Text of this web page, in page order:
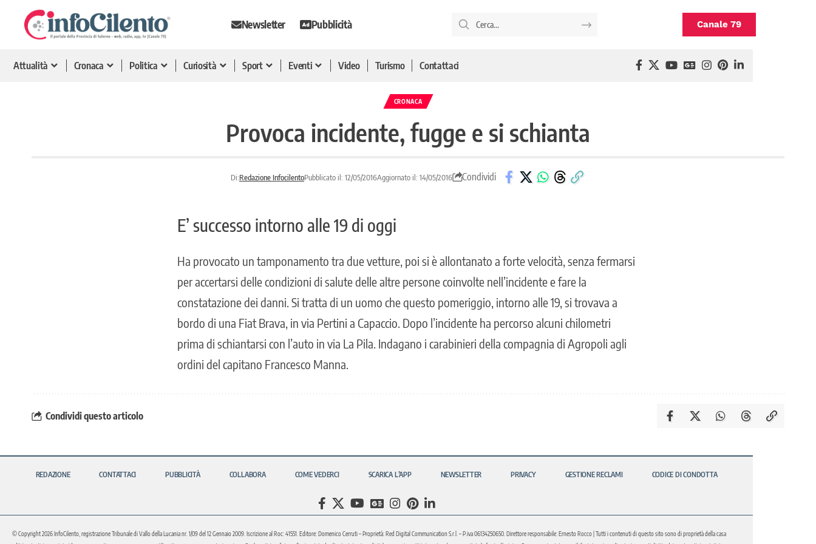
Newsletter Pubblicità Canale 79
Attualità Cronaca Politica Curiosità Sport Eventi Video Turismo Contattaci
CRONACA
Provoca incidente, fugge e si schianta
Di:Redazione InfocilentoPubblicato il: 12/05/2016Aggiornato il: 14/05/2016 Condividi
E’ successo intorno alle 19 di oggi
Ha provocato un tamponamento tra due vetture, poi si è allontanato a forte velocità, senza fermarsi
per accertarsi delle condizioni di salute delle altre persone coinvolte nell’incidente e fare la
constatazione dei danni. Si tratta di un uomo che questo pomeriggio, intorno alle 19, si trovava a
bordo di una Fiat Brava, in via Pertini a Capaccio. Dopo l’incidente ha percorso alcuni chilometri
prima di schiantarsi con l’auto in via La Pila. Indagano i carabinieri della compagnia di Agropoli agli
ordini del capitano Francesco Manna.
Condividi questo articolo
REDAZIONE CONTATTACI PUBBLICITÀ COLLABORA COME VEDERCI SCARICA L’APP NEWSLETTER PRIVACY GESTIONE RECLAMI CODICE DI CONDOTTA
© Copyright 2026 InfoCilento, registrazione Tribunale di Vallo della Lucania nr. 1/09 del 12 Gennaio 2009. Iscrizione al Roc: 41551. Editore: Domenico Cerruti – Proprietà: Red Digital Communication S.r.l. – P.iva 06134250650. Direttore responsabile: Ernesto Rocco | Tutti i contenuti di questo sito sono di proprietà della casa